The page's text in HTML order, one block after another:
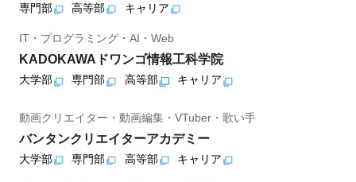
専門部 高等部 キャリア
IT・プログラミング・AI・Web
KADOKAWAドワンゴ情報工科学院
大学部 専門部 高等部 キャリア
動画クリエイター・動画編集・VTuber・歌い手
バンタンクリエイターアカデミー
大学部 専門部 高等部 キャリア